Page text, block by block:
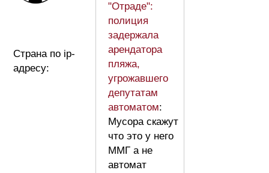
Страна по ip-
адресу:
"Отраде":
полиция
задержала
арендатора
пляжа,
угрожавшего
депутатам
автоматом:
Мусора скажут
что это у него
ММГ а не
автомат